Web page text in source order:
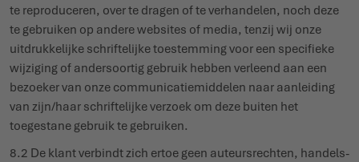
te repro­duceren, over te dragen of te verhandelen, noch deze
te gebruiken op andere websites of media, tenzij wij onze
uitdruk­kelijke schrif­telijke toestemming voor een specifieke
wijziging of ander­soortig gebruik hebben verleend aan een
bezoeker van onze commu­ni­ca­tie­middelen naar aanleiding
van zijn/haar schrif­telijke verzoek om deze buiten het
toegestane gebruik te gebruiken.
8.2 De klant verbindt zich ertoe geen auteurs­rechten, handels­